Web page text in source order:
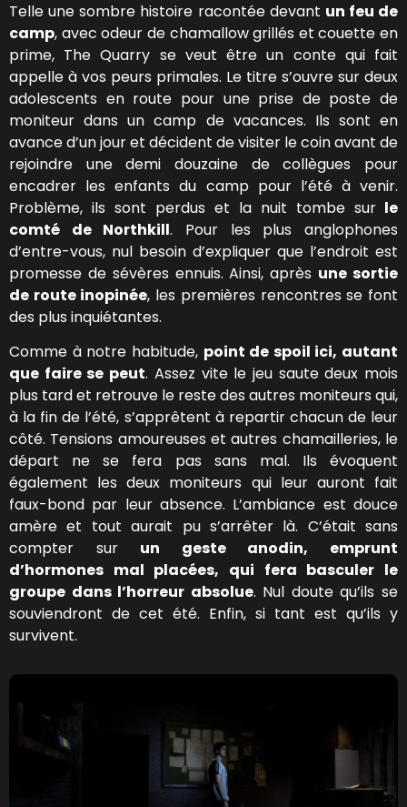
Telle une sombre histoire racontée devant un feu de
camp, avec odeur de chamallow grillés et couette en
prime, The Quarry se veut être un conte qui fait
appelle à vos peurs primales. Le titre s’ouvre sur deux
adolescents en route pour une prise de poste de
moniteur dans un camp de vacances. Ils sont en
avance d’un jour et décident de visiter le coin avant de
rejoindre une demi douzaine de collègues pour
encadrer les enfants du camp pour l’été à venir.
Problème, ils sont perdus et la nuit tombe sur le
comté de Northkill. Pour les plus anglophones
d’entre-vous, nul besoin d’expliquer que l’endroit est
promesse de sévères ennuis. Ainsi, après une sortie
de route inopinée, les premières rencontres se font
des plus inquiétantes.
Comme à notre habitude, point de spoil ici, autant
que faire se peut. Assez vite le jeu saute deux mois
plus tard et retrouve le reste des autres moniteurs qui,
à la fin de l’été, s’apprêtent à repartir chacun de leur
côté. Tensions amoureuses et autres chamailleries, le
départ ne se fera pas sans mal. Ils évoquent
également les deux moniteurs qui leur auront fait
faux-bond par leur absence. L’ambiance est douce
amère et tout aurait pu s’arrêter là. C’était sans
compter sur un geste anodin, emprunt
d’hormones mal placées, qui fera basculer le
groupe dans l’horreur absolue. Nul doute qu’ils se
souviendront de cet été. Enfin, si tant est qu’ils y
survivent.